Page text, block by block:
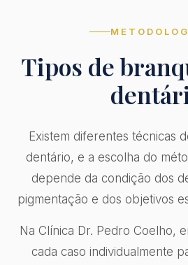
Tipos de
Existem diferentes técnicas
dentário, e a escolha do
depende da condição dos
pigmentação e dos objetivos
Na Clínica Dr. Pedro Coelho,
cada caso individualmente